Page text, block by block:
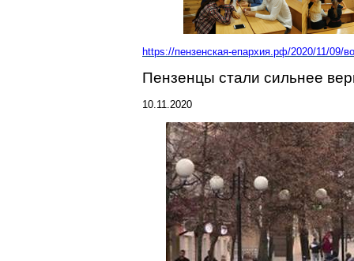
https://пензенская-епархия.рф/2020/11/09/
Пензенцы стали сильнее
10.11.2020